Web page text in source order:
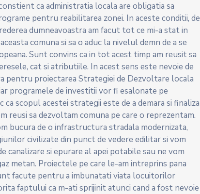
ca administratia locala are obligatia sa
pentru reabilitarea zonei. In aceste conditii, de
dumneavoastra am facut tot ce mi-a stat in
comuna si sa o aduc la nivelul demn de a se
Sunt convins ca in tot acest timp am reusit sa
cat si atributiile. In acest sens este nevoie de
pentru proiectarea Strategiei de Dezvoltare locala
programele de investitii vor fi esalonate pe
ca scopul acestei strategii este de a demara si finaliza
reusi sa dezvoltam comuna pe care o reprezentam.
bucura de o infrastructura stradala modernizata,
civilizate din punct de vedere edilitar si vom
canalizare si epurare al apei potabile sau ne vom
metan. Proiectele pe care le-am intreprins pana
facute pentru a imbunatati viata locuitorilor
faptului ca m-ati sprijinit atunci cand a fost nevoie